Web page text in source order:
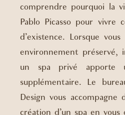
comprendre pourquoi la
Pablo Picasso pour vivre
d’existence. Lorsque
environnement préservé,
un spa privé apporte
supplémentaire. Le
Design vous
création d’un spa en